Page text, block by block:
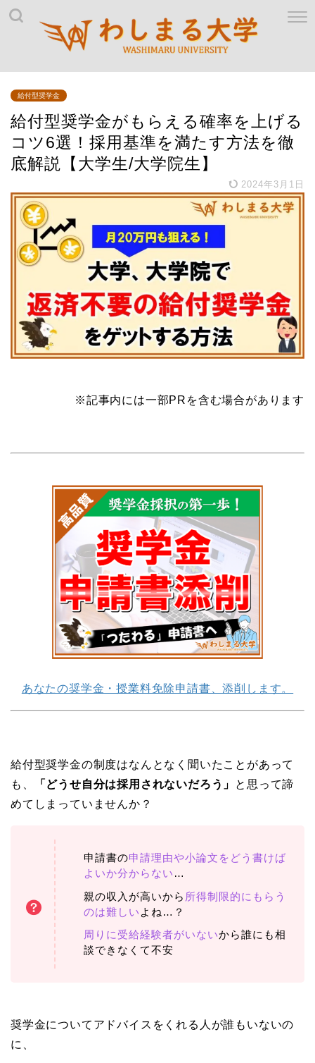
給付型奨学金
給付型奨学金がもらえる確率を上げる
コツ6選！採用基準を満たす方法を徹
底解説【大学生/大学院生】
2024年3月1日
※記事内には一部PRを含む場合があります
あなたの奨学金・授業料免除申請書、添削します。
給付型奨学金の制度はなんとなく聞いたことがあって
も、
「どうせ自分は採用されないだろう」
と思って諦
めてしまっていませんか？
申請書の申請理由や小論文をどう書けば
よいか分からない …
親の収入が高いから 所得制限的にもらう
のは難しい よね…？
周りに受給経験者がいないから誰にも相
談できなくて不安
奨学金についてアドバイスをくれる人が誰もいないの
に、